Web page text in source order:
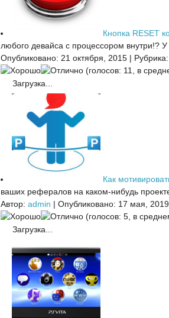
Кнопка RESET
любого девайса с процессором внутри!? У
Опубликовано: 21 октября, 2015 | Рубрика:
(голосов: 11, в
Загрузка...
Как
ваших рефералов на каком-нибудь
Автор: admin | Опубликовано: 17 мая, 2019
(голосов: 5, в
Загрузка...